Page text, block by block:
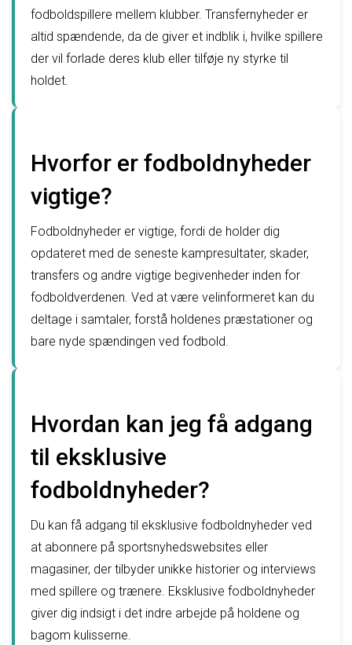
fodboldspillere mellem klubber. Transfernyheder er
altid spændende, da de giver et indblik i, hvilke spillere
der vil forlade deres klub eller tilføje ny styrke til
holdet.
Hvorfor er fodboldnyheder
vigtige?
Fodboldnyheder er vigtige, fordi de holder dig
opdateret med de seneste kampresultater, skader,
transfers og andre vigtige begivenheder inden for
fodboldverdenen. Ved at være velinformeret kan du
deltage i samtaler, forstå holdenes præstationer og
bare nyde spændingen ved fodbold.
Hvordan kan jeg få adgang
til eksklusive
fodboldnyheder?
Du kan få adgang til eksklusive fodboldnyheder ved
at abonnere på sportsnyhedswebsites eller
magasiner, der tilbyder unikke historier og interviews
med spillere og trænere. Eksklusive fodboldnyheder
giver dig indsigt i det indre arbejde på holdene og
bagom kulisserne.